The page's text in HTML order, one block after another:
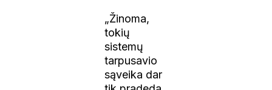
„Žinoma,
tokių
sistemų
tarpusavio
sąveika dar